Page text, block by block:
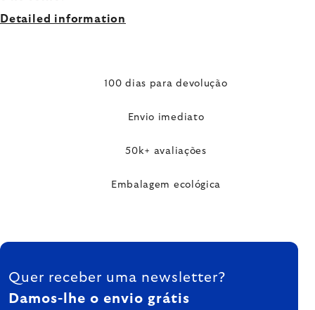
Detailed information
100 dias para devolução
Envio imediato
50k+ avaliações
Embalagem ecológica
FOOTER
Quer receber uma newsletter?
Damos-lhe o envio grátis